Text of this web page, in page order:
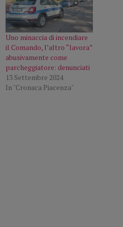
Uno minaccia di incendiare
il Comando, l’altro “lavora”
abusivamente come
parcheggiatore: denunciati
13 Settembre 2024
In "Cronaca Piacenza"